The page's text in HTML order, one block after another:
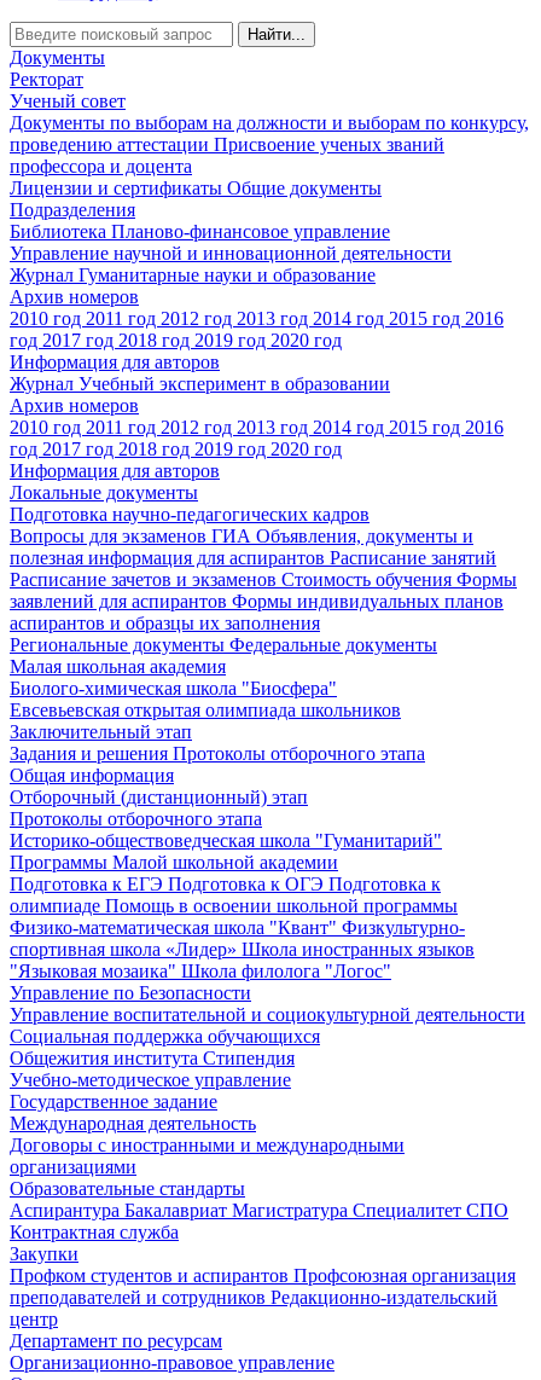
Найти...
Документы
Ректорат
Ученый совет
Документы по выборам на должности и выборам по конкурсу,
проведению аттестации Присвоение ученых званий
профессора и доцента
Лицензии и сертификаты Общие документы
Подразделения
Библиотека Планово-финансовое управление
Управление научной и инновационной деятельности
Журнал Гуманитарные науки и образование
Архив номеров
2010 год 2011 год 2012 год 2013 год 2014 год 2015 год 2016
год 2017 год 2018 год 2019 год 2020 год
Информация для авторов
Журнал Учебный эксперимент в образовании
Архив номеров
2010 год 2011 год 2012 год 2013 год 2014 год 2015 год 2016
год 2017 год 2018 год 2019 год 2020 год
Информация для авторов
Локальные документы
Подготовка научно-педагогических кадров
Вопросы для экзаменов ГИА Объявления, документы и
полезная информация для аспирантов Расписание занятий
Расписание зачетов и экзаменов Стоимость обучения Формы
заявлений для аспирантов Формы индивидуальных планов
аспирантов и образцы их заполнения
Региональные документы Федеральные документы
Малая школьная академия
Биолого-химическая школа "Биосфера"
Евсевьевская открытая олимпиада школьников
Заключительный этап
Задания и решения Протоколы отборочного этапа
Общая информация
Отборочный (дистанционный) этап
Протоколы отборочного этапа
Историко-обществоведческая школа "Гуманитарий"
Программы Малой школьной академии
Подготовка к ЕГЭ Подготовка к ОГЭ Подготовка к
олимпиаде Помощь в освоении школьной программы
Физико-математическая школа "Квант" Физкультурно-
спортивная школа «Лидер» Школа иностранных языков
"Языковая мозаика" Школа филолога "Логос"
Управление по Безопасности
Управление воспитательной и социокультурной деятельности
Социальная поддержка обучающихся
Общежития института Стипендия
Учебно-методическое управление
Государственное задание
Международная деятельность
Договоры с иностранными и международными
организациями
Образовательные стандарты
Аспирантура Бакалавриат Магистратура Специалитет СПО
Контрактная служба
Закупки
Профком студентов и аспирантов Профсоюзная организация
преподавателей и сотрудников Редакционно-издательский
центр
Департамент по ресурсам
Организационно-правовое управление